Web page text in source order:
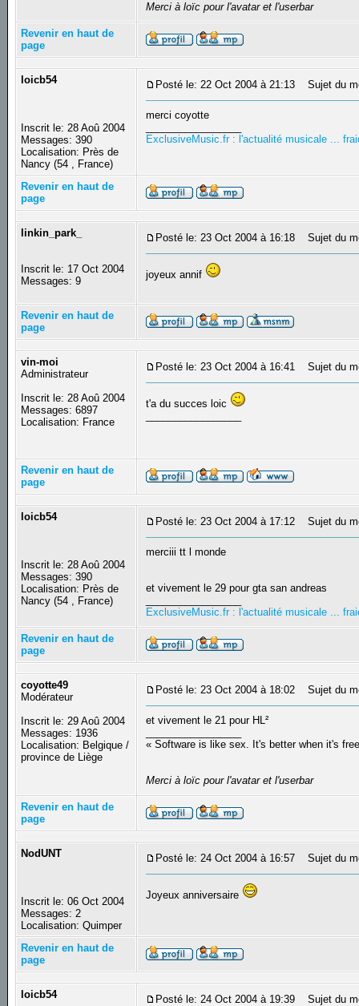
Merci à loïc pour l'avatar et l'userbar
Revenir en haut de
page
loicb54
Inscrit le: 28 Aoû 2004
Messages: 390
Localisation: Près de
Nancy (54 , France)
Posté le: 22 Oct 2004 à 21:13 Sujet du
merci coyotte
ExclusiveMusic.fr : l'actualité musicale ...
Revenir en haut de
page
linkin_park_
Inscrit le: 17 Oct 2004
Messages: 9
Posté le: 23 Oct 2004 à 16:18 Sujet du
joyeux annif
Revenir en haut de
page
vin-moi
Administrateur
Inscrit le: 28 Aoû 2004
Messages: 6897
Localisation: France
Posté le: 23 Oct 2004 à 16:41 Sujet du
t'a du succes loic
Revenir en haut de
page
loicb54
Inscrit le: 28 Aoû 2004
Messages: 390
Localisation: Près de
Nancy (54 , France)
Posté le: 23 Oct 2004 à 17:12 Sujet du
merciii tt l monde
et vivement le 29 pour gta san andreas
ExclusiveMusic.fr : l'actualité musicale ...
Revenir en haut de
page
coyotte49
Modérateur
Inscrit le: 29 Aoû 2004
Messages: 1936
Localisation: Belgique /
province de Liège
Posté le: 23 Oct 2004 à 18:02 Sujet du
et vivement le 21 pour HL²
« Software is like sex. It's better when it's
Merci à loïc pour l'avatar et l'userbar
Revenir en haut de
page
NodUNT
Inscrit le: 06 Oct 2004
Messages: 2
Localisation: Quimper
Posté le: 24 Oct 2004 à 16:57 Sujet du
Joyeux anniversaire
Revenir en haut de
page
loicb54 Posté le: 24 Oct 2004 à 19:39 Sujet du